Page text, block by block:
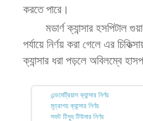
করতে পারে।
মডার্ণ ক্যান্সার হসপিটাল
পর্যায়ে নির্ণয় করা গেলে এর
ক্যান্সার ধরা পড়লে অবিলম্বে
এন্ডমেট্রিয়াল ক্যান্সার নির্ণয়
মূত্রাশয় ক্যান্সার নির্ণয়
সফট টিস্যু টিউমার নির্ণয়